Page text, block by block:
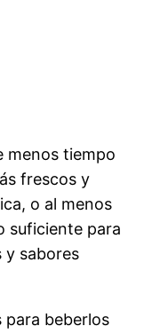
menos tiempo
frescos y
o al menos
suficiente para
y sabores
para beberlos